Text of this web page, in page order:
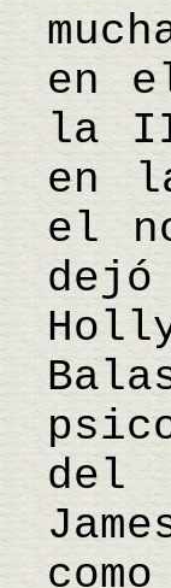
en
la II
en
el
del